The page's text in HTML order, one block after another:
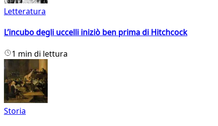
Letteratura
L’incubo degli uccelli iniziò ben prima di Hitchcock
1 min di lettura
Storia